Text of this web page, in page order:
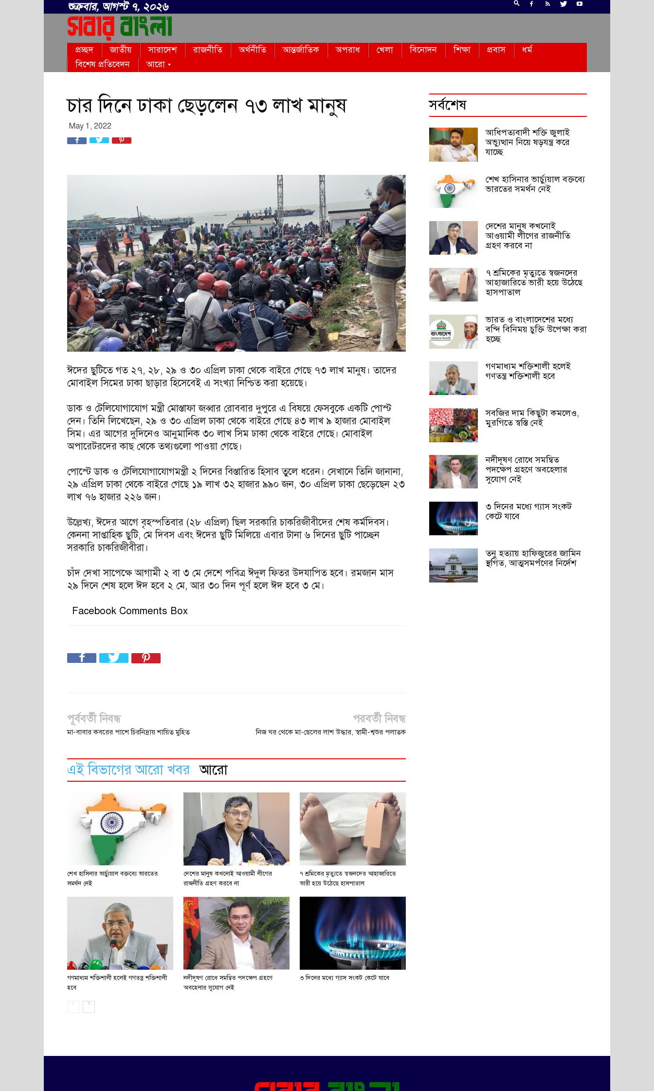
শুক্রবার, আগস্ট ৭, ২০২৬
বাংলা
প্রচ্ছদ জাতীয় সারাদেশ রাজনীতি অর্থনীতি আন্তর্জাতিক অপরাধ খেলা বিনোদন শিক্ষা প্রবাস
ধর্ম
বিশেষ প্রতিবেদন
আরো
চার দিনে ঢাকা ছেড়লেন ৭৩ লাখ মানুষ
May 1, 2022
ঈদের ছুটিতে গত ২৭, ২৮, ২৯ ও ৩০ এপ্রিল ঢাকা থেকে বাইরে গেছে ৭৩ লাখ মানুষ। তাদের
মোবাইল সিমের ঢাকা ছাড়ার হিসেবেই এ সংখ্যা নিশ্চিত করা হয়েছে।
ডাক ও টেলিযোগাযোগ মন্ত্রী মোস্তাফা জব্বার রোববার দুপুরে এ বিষয়ে ফেসবুকে একটি পোস্ট
দেন। তিনি লিখেছেন, ২৯ ও ৩০ এপ্রিল ঢাকা থেকে বাইরে গেছে ৪৩ লাখ ৯ হাজার মোবাইল
সিম। এর আগের দুদিনেও আনুমানিক ৩০ লাখ সিম ঢাকা থেকে বাইরে গেছে। মোবাইল
অপারেটরদের কাছ থেকে তথ্যগুলো পাওয়া গেছে।
পোস্টে ডাক ও টেলিযোগাযোগমন্ত্রী ২ দিনের বিস্তারিত হিসাব তুলে ধরেন। সেখানে তিনি জানানা,
২৯ এপ্রিল ঢাকা থেকে বাইরে গেছে ১৯ লাখ ৩২ হাজার ৯৯০ জন, ৩০ এপ্রিল ঢাকা ছেড়েছেন ২৩
লাখ ৭৬ হাজার ২২৬ জন।
উল্লেখ্য, ঈদের আগে বৃহস্পতিবার (২৮ এপ্রিল) ছিল সরকারি চাকরিজীবীদের শেষ কর্মদিবস।
কেননা সাপ্তাহিক ছুটি, মে দিবস এবং ঈদের ছুটি মিলিয়ে এবার টানা ৬ দিনের ছুটি পাচ্ছেন
সরকারি চাকরিজীবীরা।
চাঁদ দেখা সাপেক্ষে আগামী ২ বা ৩ মে দেশে পবিত্র ঈদুল ফিতর উদযাপিত হবে। রমজান মাস
২৯ দিনে শেষ হলে ঈদ হবে ২ মে, আর ৩০ দিন পূর্ণ হলে ঈদ হবে ৩ মে।
Facebook Comments Box
পূর্ববর্তী নিবন্ধ
মা-বাবার কবরের পাশে চিরনিদ্রায় শায়িত মুহিত
পরবর্তী নিবন্ধ
নিজ ঘর থেকে মা-ছেলের লাশ উদ্ধার, স্বামী-শ্বশুর পলাতক
এই বিভাগের আরো খবর আরো
শেখ হাসিনার ভার্চ্যুয়াল বক্তব্যে ভারতের
সমর্থন নেই
দেশের মানুষ কখনোই আওয়ামী লীগের
রাজনীতি গ্রহণ করবে না
৭ শ্রমিকের মৃত্যুতে স্বজনদের আহাজারিতে
ভারী হয়ে উঠেছে হাসপাতাল
গণমাধ্যম শক্তিশালী হলেই গণতন্ত্র শক্তিশালী
হবে
নদীদূষণ রোধে সমন্বিত পদক্ষেপ গ্রহণে
অবহেলার সুযোগ নেই
৩ দিনের মধ্যে গ্যাস সংকট কেটে যাবে
সর্বশেষ
আধিপত্যবাদী শক্তি জুলাই
অভ্যুত্থান নিয়ে ষড়যন্ত্র করে
যাচ্ছে
শেখ হাসিনার ভার্চ্যুয়াল বক্তব্যে
ভারতের সমর্থন নেই
দেশের মানুষ কখনোই
আওয়ামী লীগের রাজনীতি
গ্রহণ করবে না
৭ শ্রমিকের মৃত্যুতে স্বজনদের
আহাজারিতে ভারী হয়ে উঠেছে
হাসপাতাল
ভারত ও বাংলাদেশের মধ্যে
বন্দি বিনিময় চুক্তি উপেক্ষা করা
হচ্ছে
গণমাধ্যম শক্তিশালী হলেই
গণতন্ত্র শক্তিশালী হবে
সবজির দাম কিছুটা কমলেও,
মুরগিতে স্বস্তি নেই
নদীদূষণ রোধে সমন্বিত
পদক্ষেপ গ্রহণে অবহেলার
সুযোগ নেই
৩ দিনের মধ্যে গ্যাস সংকট
কেটে যাবে
তনু হত্যায় হাফিজুরের জামিন
স্থগিত, আত্মসমর্পণের নির্দেশ